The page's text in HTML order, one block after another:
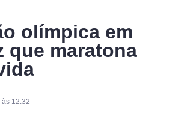
olímpica em
que maratona
12:32